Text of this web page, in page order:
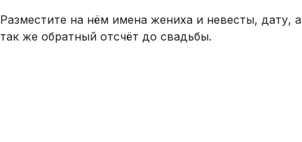
Разместите на нём имена жениха и невесты, дату, а
так же обратный отсчёт до свадьбы.